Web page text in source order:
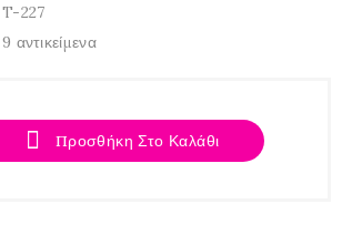
T-227
αντικείμενα
 Προσθήκη Στο Καλάθι